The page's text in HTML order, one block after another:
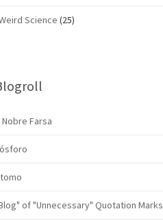
Science (25)
Nobre Farsa
of "Unnecessary" Quotation Marks